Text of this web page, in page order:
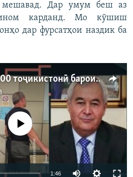
мешавад. Дар умум беш аз
карданд. Мо кӯшиш
дар фурсатҳои наздик ба
Дархости беш аз 200 тоҷикистонӣ барои баромадан аз Эрон
кор намекунад
1:46